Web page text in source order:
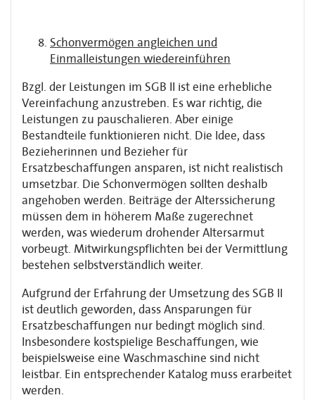
Schonvermögen angleichen und
Einmalleistungen wiedereinführen
Bzgl. der Leistungen im SGB II ist eine erhebliche
Vereinfachung anzustreben. Es war richtig, die
Leistungen zu pauschalieren. Aber einige
Bestandteile funktionieren nicht. Die Idee, dass
Bezieherinnen und Bezieher für
Ersatzbeschaffungen ansparen, ist nicht realistisch
umsetzbar. Die Schonvermögen sollten deshalb
angehoben werden. Beiträge der Alterssicherung
müssen dem in höherem Maße zugerechnet
werden, was wiederum drohender Altersarmut
vorbeugt. Mitwirkungspflichten bei der Vermittlung
bestehen selbstverständlich weiter.
Aufgrund der Erfahrung der Umsetzung des SGB II
ist deutlich geworden, dass Ansparungen für
Ersatzbeschaffungen nur bedingt möglich sind.
Insbesondere kostspielige Beschaffungen, wie
beispielsweise eine Waschmaschine sind nicht
leistbar. Ein entsprechender Katalog muss erarbeitet
werden.